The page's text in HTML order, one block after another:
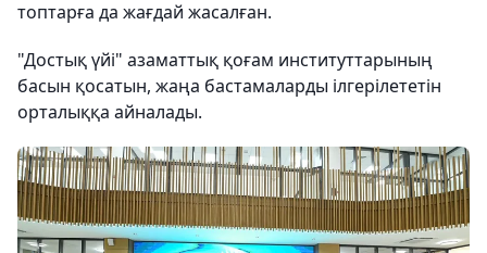
топтарға да жағдай жасалған.
"Достық үйі" азаматтық қоғам институттарының
басын қосатын, жаңа бастамаларды ілгерілететін
орталыққа айналады.